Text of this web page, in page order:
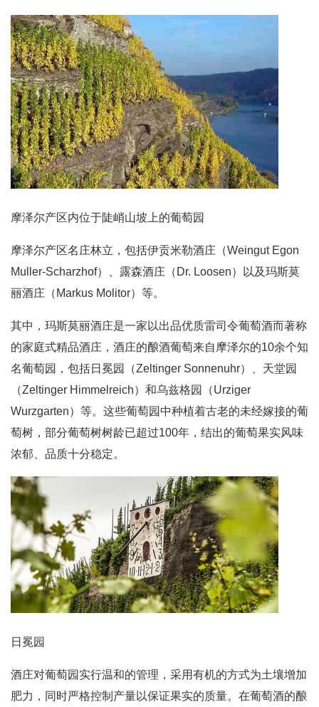
摩泽尔产区内位于陡峭山坡上的葡萄园
摩泽尔产区名庄林立，包括伊贡米勒酒庄（Weingut Egon
Muller-Scharzhof）、露森酒庄（Dr. Loosen）以及玛斯莫
丽酒庄（Markus Molitor）等。
其中，玛斯莫丽酒庄是一家以出品优质雷司令葡萄酒而著称
的家庭式精品酒庄，酒庄的酿酒葡萄来自摩泽尔的10余个知
名葡萄园，包括日冕园（Zeltinger Sonnenuhr）、天堂园
（Zeltinger Himmelreich）和乌兹格园（Urziger
Wurzgarten）等。这些葡萄园中种植着古老的未经嫁接的葡
萄树，部分葡萄树树龄已超过100年，结出的葡萄果实风味
浓郁、品质十分稳定。
日冕园
酒庄对葡萄园实行温和的管理，采用有机的方式为土壤增加
肥力，同时严格控制产量以保证果实的质量。在葡萄酒的酿